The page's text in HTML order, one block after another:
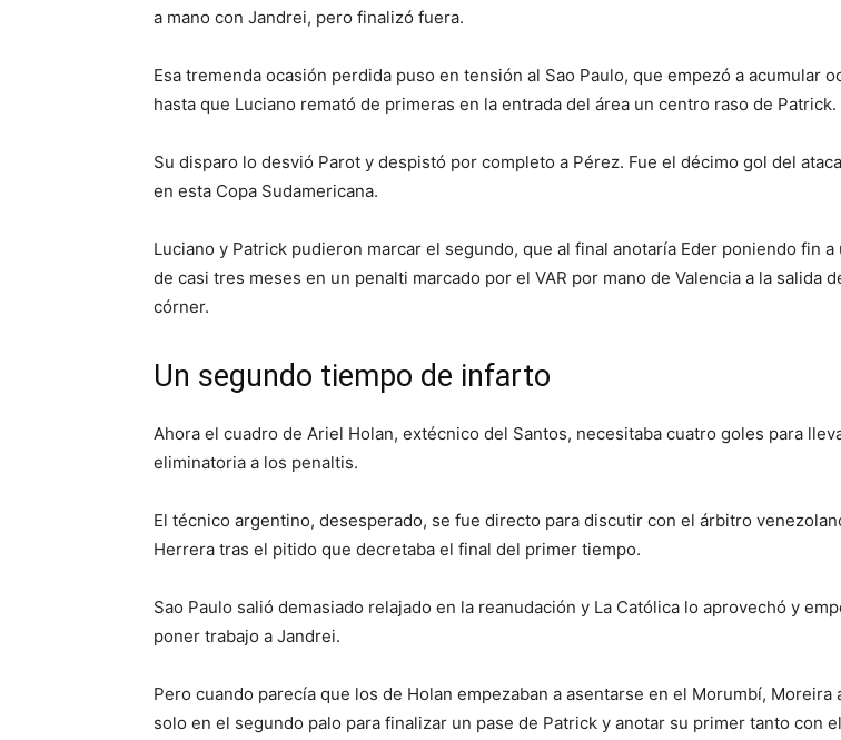
a mano con Jandrei, pero finalizó fuera.
Esa tremenda ocasión perdida puso en tensión al Sao Paulo, que empezó a acumular
hasta que Luciano remató de primeras en la entrada del área un centro raso de Patrick.
Su disparo lo desvió Parot y despistó por completo a Pérez. Fue el décimo gol del
en esta Copa Sudamericana.
Luciano y Patrick pudieron marcar el segundo, que al final anotaría Eder poniendo fin a
de casi tres meses en un penalti marcado por el VAR por mano de Valencia a la salida
córner.
Un segundo tiempo de infarto
Ahora el cuadro de Ariel Holan, extécnico del Santos, necesitaba cuatro goles para
eliminatoria a los penaltis.
El técnico argentino, desesperado, se fue directo para discutir con el árbitro
Herrera tras el pitido que decretaba el final del primer tiempo.
Sao Paulo salió demasiado relajado en la reanudación y La Católica lo aprovechó y
poner trabajo a Jandrei.
Pero cuando parecía que los de Holan empezaban a asentarse en el Morumbí, Moreira
solo en el segundo palo para finalizar un pase de Patrick y anotar su primer tanto con